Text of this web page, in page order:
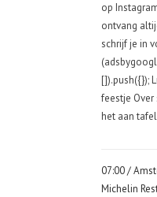
op
ontvang
schrijf je in
[]).push({});
feestje Over
het aan
07:00 /
Michelin